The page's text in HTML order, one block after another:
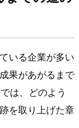
いる企業が多い
果があがるまで
は、どのよう
を取り上げた章